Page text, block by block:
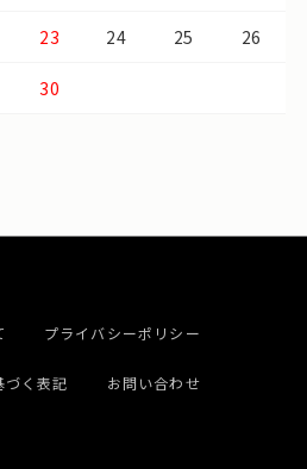
23 24 25 26
30
プライバシーポリシー
づく表記 お問い合わせ